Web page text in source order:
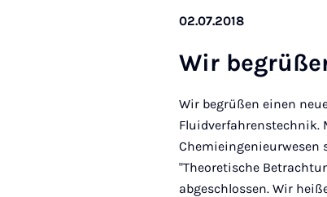
02.07.2018
Wir
Wir begrüßen einen
Fluidverfahrenstechnik.
"Theoretische
abgeschlossen. Wir